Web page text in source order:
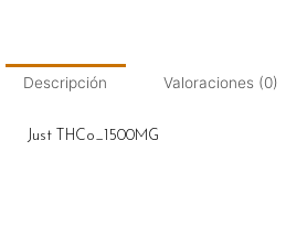
Descripción Valoraciones (0)
Just THCo_1500MG